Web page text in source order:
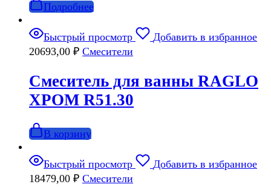
Подробнее
Быстрый просмотр
Добавить в избранное
20693,00 ₽ Смесители
Смеситель для ванны RAGLO
ХРОМ R51.30
В корзину
Быстрый просмотр
Добавить в избранное
18479,00 ₽ Смесители